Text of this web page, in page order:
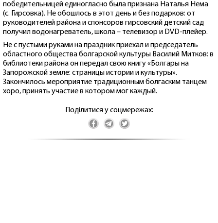
победительницей единогласно была признана Наталья Нема
(с. Гирсовка). Не обошлось в этот день и без подарков: от
руководителей района и спонсоров гирсовский детский сад
получил водонагреватель, школа – телевизор и DVD-плейер.
Не с пустыми руками на праздник приехал и председатель
областного общества болгарской культуры Василий Митков: в
библиотеки района он передал свою книгу «Болгары на
Запорожской земле: страницы истории и культуры».
Закончилось мероприятие традиционным болгаским танцем
хоро, принять участие в котором мог каждый.
Поділитися у соцмережах: